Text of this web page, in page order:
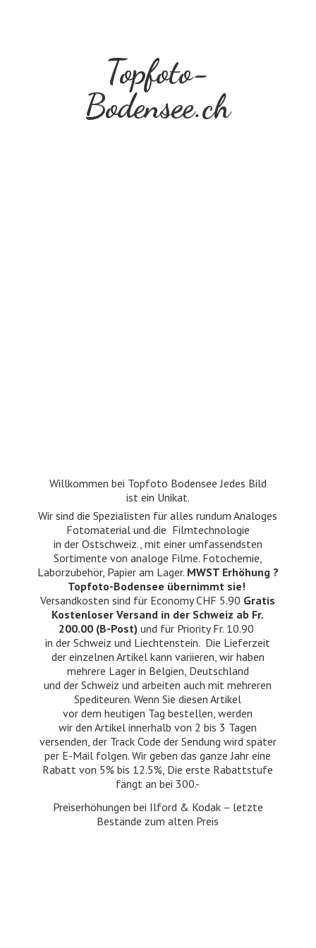
Topfoto-
Bodensee.ch
Willkommen bei Topfoto Bodensee Jedes Bild
ist ein Unikat.
Wir sind die Spezialisten für alles rundum Analoges
Fotomaterial und die Filmtechnologie
in der Ostschweiz., mit einer umfassendsten
Sortimente von analoge Filme. Fotochemie,
Laborzubehör, Papier am Lager. MWST Erhöhung ?
Topfoto-Bodensee übernimmt sie!
Versandkosten sind für Economy CHF 5.90 Gratis
Kostenloser Versand in der Schweiz ab Fr.
200.00 (B-Post) und für Priority Fr. 10.90
in der Schweiz und Liechtenstein. Die Lieferzeit
der einzelnen Artikel kann variieren, wir haben
mehrere Lager in Belgien, Deutschland
und der Schweiz und arbeiten auch mit mehreren
Spediteuren. Wenn Sie diesen Artikel
vor dem heutigen Tag bestellen, werden
wir den Artikel innerhalb von 2 bis 3 Tagen
versenden, der Track Code der Sendung wird später
per E-Mail folgen. Wir geben das ganze Jahr eine
Rabatt von 5% bis 12.5%, Die erste Rabattstufe
fängt an bei 300.-
Preiserhöhungen bei Ilford & Kodak – letzte
Bestände zumalten Preis